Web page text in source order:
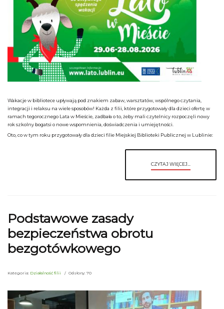
Wakacje w bibliotece upływają pod znakiem zabaw, warsztatów, wspólnego czytania,
integracji i relaksu na wiele sposobów! Każda z filii, które przygotowały dla dzieci ofertę w
ramach tegorocznego Lata w Mieście, zadbała o to, żeby mali czytelnicy rozpoczęli nowy
rok szkolny bogatsi o nowe wspomnienia, doświadczenia i umiejętności.
Oto, co w tym roku przygotowały dla dzieci filie Miejskiej Biblioteki Publicznej w Lublinie:
CZYTAJ WIĘCEJ...
Podstawowe zasady
bezpieczeństwa obrotu
bezgotówkowego
Kategoria: Działalność filii Odsłony: 70